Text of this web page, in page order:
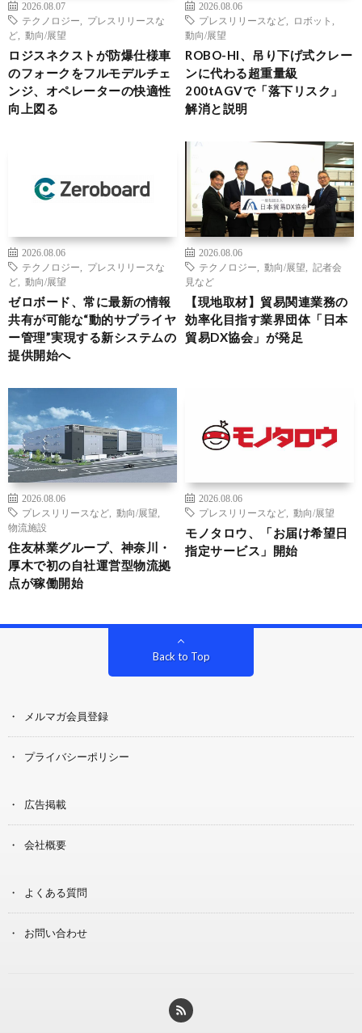
2026.08.07
テクノロジー
プレスリリースな
ど
動向/展望
ロジスネクストが防爆仕様車
のフォークをフルモデルチェ
ンジ、オペレーターの快適性
向上図る
2026.08.06
プレスリリースなど
ロボット
動向/展望
ROBO-HI、吊り下げ式クレー
ンに代わる超重量級
200tAGVで「落下リスク」
解消と説明
2026.08.06
テクノロジー
プレスリリースな
ど
動向/展望
ゼロボード、常に最新の情報
共有が可能な“動的サプライヤ
ー管理”実現する新システムの
提供開始へ
2026.08.06
テクノロジー
動向/展望
記者会
見など
【現地取材】貿易関連業務の
効率化目指す業界団体「日本
貿易DX協会」が発足
2026.08.06
プレスリリースなど
動向/展望
物流施設
住友林業グループ、神奈川・
厚木で初の自社運営型物流拠
点が稼働開始
2026.08.06
プレスリリースなど
動向/展望
モノタロウ、「お届け希望日
指定サービス」開始
Back to Top
メルマガ会員登録
プライバシーポリシー
広告掲載
会社概要
よくある質問
お問い合わせ